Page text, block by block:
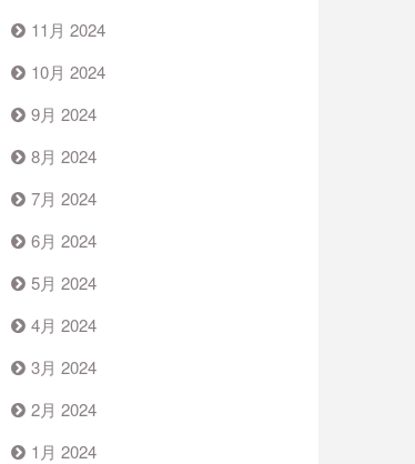
11月 2024
10月 2024
9月 2024
8月 2024
7月 2024
6月 2024
5月 2024
4月 2024
3月 2024
2月 2024
1月 2024